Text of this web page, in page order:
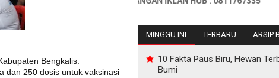
Bengkalis.
dan 250 dosis untuk vaksinasi
MINGGU INI TERBARU ARSIP
10 Fakta Paus Biru, Hewan
Bumi